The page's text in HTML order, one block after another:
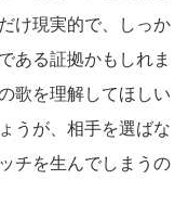
け現実的で、しっか
ある証拠かもしれま
歌を理解してほしい
うが、相手を選ばな
チを生んでしまうの